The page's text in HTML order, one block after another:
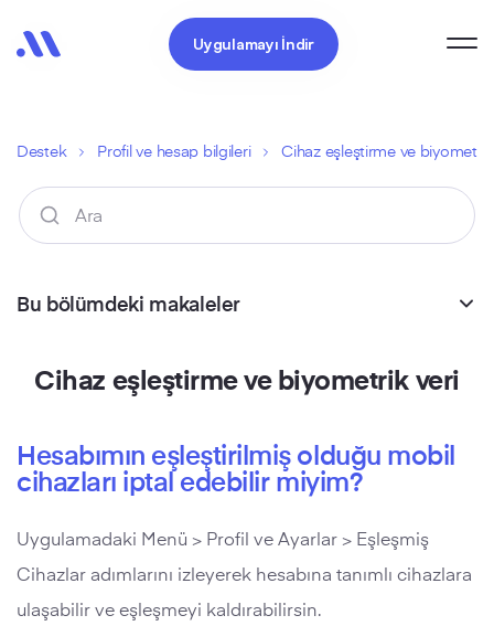
Uygulamayı İndir
Destek Profil ve hesap bilgileri Cihaz eşleştirme ve
Cihaz eşleştirme ve biyometrik veri
Hesabımın eşleştirilmiş olduğu mobil
cihazları iptal edebilir miyim?
Uygulamadaki Menü > Profil ve Ayarlar > Eşleşmiş
Cihazlar adımlarını izleyerek hesabına tanımlı cihazlara
ulaşabilir ve eşleşmeyi kaldırabilirsin.
Bu bölümdeki makaleler